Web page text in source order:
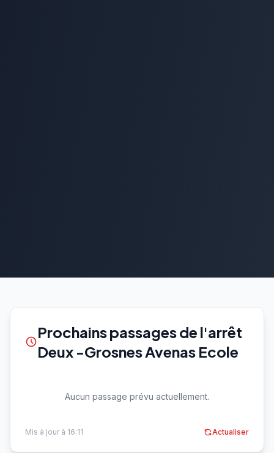
Prochains passages de l'arrêt
Deux -Grosnes Avenas Ecole
Aucun passage prévu actuellement.
Mis à jour à 16:11 Actualiser